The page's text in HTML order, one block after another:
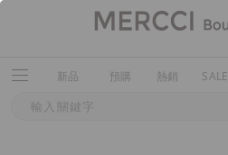
新品 預購 熱銷 SALE